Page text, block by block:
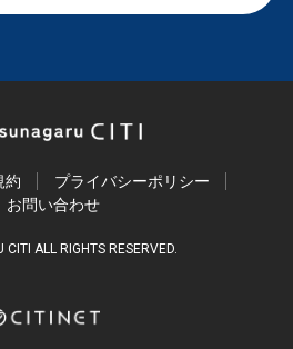
約
プライバシーポリシー
お問い合わせ
ALL RIGHTS RESERVED.